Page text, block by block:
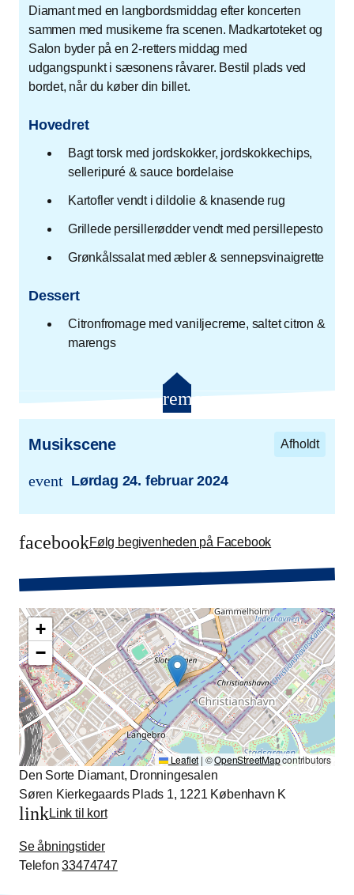
Luk
remove
Diamant med en langbordsmiddag efter koncerten
sammen med musikerne fra scenen. Madkartoteket og
Salon byder på en 2-retters middag med
udgangspunkt i sæsonens råvarer. Bestil plads ved
bordet, når du køber din billet.
Hovedret
Bagt torsk med jordskokker, jordskokkechips,
selleripuré & sauce bordelaise
Kartofler vendt i dildolie & knasende rug
Grillede persillerødder vendt med persillepesto
Grønkålssalat med æbler & sennepsvinaigrette
Dessert
Citronfromage med vaniljecreme, saltet citron &
marengs
Musikscene Afholdt
event
trans.event.date
Lørdag 24. februar 2024
facebookFølg begivenheden på Facebook
+
−
Leaflet | ©OpenStreetMapcontributors
Den Sorte Diamant, Dronningesalen
Søren Kierkegaards Plads 1, 1221 København K
linkLink til kort
Se åbningstider
Telefon33474747